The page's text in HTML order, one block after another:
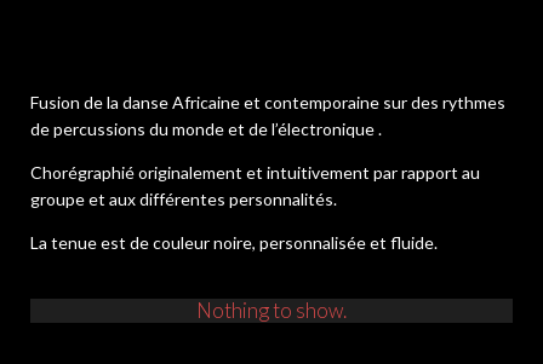
Fusion de la danse Africaine et contemporaine sur des rythmes
de percussions du monde et de l’électronique .
Chorégraphié originalement et intuitivement par rapport au
groupe et aux différentes personnalités.
La tenue est de couleur noire, personnalisée et fluide.
Nothing to show.